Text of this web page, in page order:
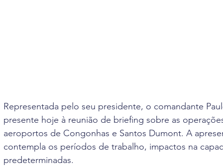
Representada pelo seu presidente, o comandante
presente hoje à reunião de briefing sobre as
aeroportos de Congonhas e Santos Dumont. A
contempla os períodos de trabalho, impactos na
predeterminadas.